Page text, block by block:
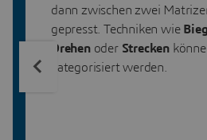
dann zwischen zwei
gepresst. Techniken wie
Drehenoder Strecken
kategorisiert werden.